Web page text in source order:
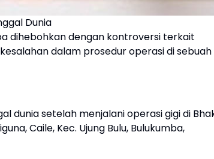
Dunia
dihebohkan dengan kontroversi terkait
dalam prosedur operasi di sebuah
dunia setelah menjalani operasi gigi di
Caile, Kec. Ujung Bulu, Bulukumba,